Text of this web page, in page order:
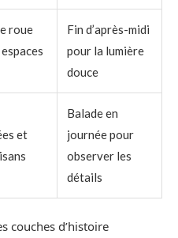
roue
Fin d’après-midi
pour la lumière
douce
et
Balade en
journée pour
observer les
détails
couches d’histoire